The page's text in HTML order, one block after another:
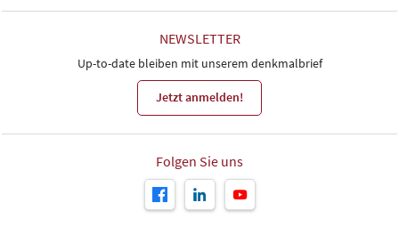
NEWSLETTER
Up-to-date bleiben mit unserem denkmalbrief
Jetzt anmelden!
Folgen Sie uns